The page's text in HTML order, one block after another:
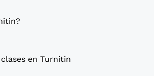
en Turnitin